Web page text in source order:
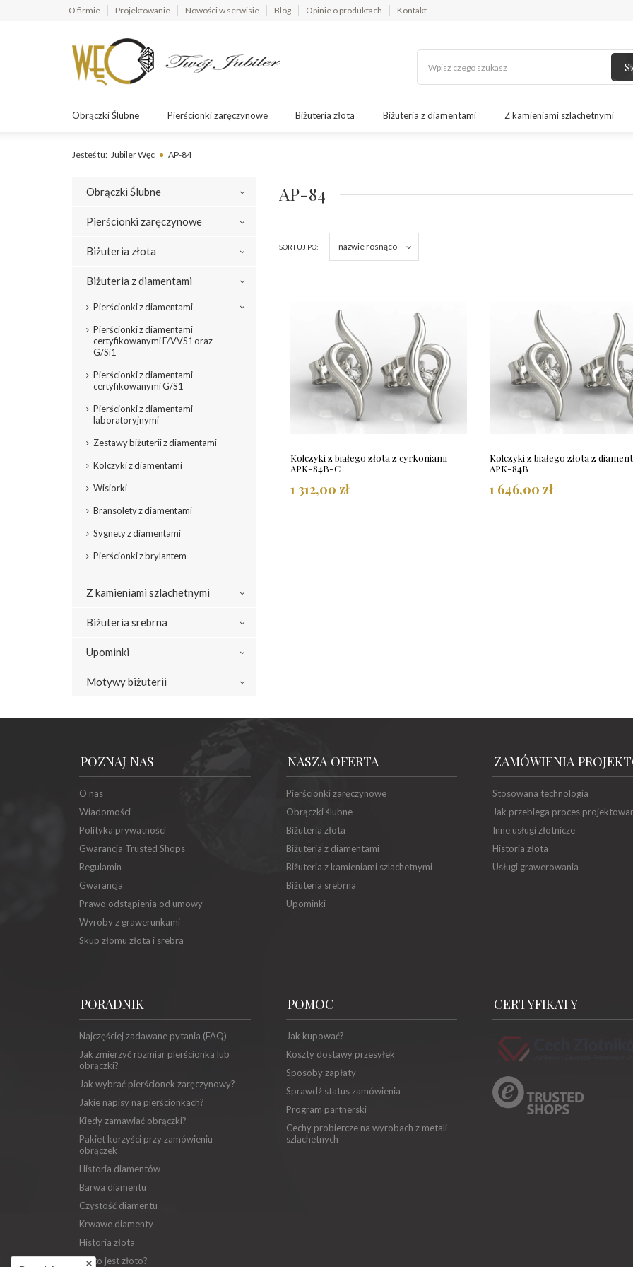
O firmie Projektowanie Nowości w serwisie Blog Opinie o produktach Kontakt
Obrączki Ślubne Pierścionki zaręczynowe Biżuteria złota Biżuteria z diamentami Z kamieniami szlachetnymi
Jesteś tu: Jubiler Węc AP-84
Obrączki Ślubne
Pierścionki zaręczynowe
Biżuteria złota
Biżuteria z diamentami
Pierścionki z diamentami
Pierścionki z diamentami
certyfikowanymi F/VVS1 oraz
G/Si1
Pierścionki z diamentami
certyfikowanymi G/S1
Pierścionki z diamentami
laboratoryjnymi
Zestawy biżuterii z diamentami
Kolczyki z diamentami
Wisiorki
Bransolety z diamentami
Sygnety z diamentami
Pierścionki z brylantem
Z kamieniami szlachetnymi
Biżuteria srebrna
Upominki
Motywy biżuterii
AP-84
SORTUJ PO: nazwie rosnąco
Kolczyki z białego złota z cyrkoniami
APK-84B-C
1 312,00 zł
Kolczyki z białego złota z
APK-84B
1 646,00 zł
POZNAJ NAS
O nas
Wiadomości
Polityka prywatności
Gwarancja Trusted Shops
Regulamin
Gwarancja
Prawo odstąpienia od umowy
Wyroby z grawerunkami
Skup złomu złota i srebra
NASZA OFERTA
Pierścionki zaręczynowe
Obrączki ślubne
Biżuteria złota
Biżuteria z diamentami
Biżuteria z kamieniami szlachetnymi
Biżuteria srebrna
Upominki
ZAMÓWIENIA
Stosowana technologia
Jak przebiega proces
Inne usługi złotnicze
Historia złota
Usługi grawerowania
PORADNIK
Najczęściej zadawane pytania (FAQ)
Jak zmierzyć rozmiar pierścionka lub
obrączki?
Jak wybrać pierścionek zaręczynowy?
Jakie napisy na pierścionkach?
Kiedy zamawiać obrączki?
Pakiet korzyści przy zamówieniu
obrączek
Historia diamentów
Barwa diamentu
Czystość diamentu
Krwawe diamenty
Historia złota
Co to jest złoto?
POMOC
Jak kupować?
Koszty dostawy przesyłek
Sposoby zapłaty
Sprawdź status zamówienia
Program partnerski
Cechy probiercze na wyrobach z metali
szlachetnych
CERTYFIKATY